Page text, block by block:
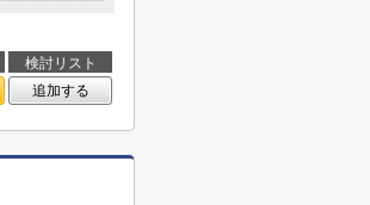
検討リスト
追加する